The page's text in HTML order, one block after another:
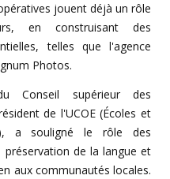
jouent déjà un rôle
en construisant des
telles que l'agence
Photos.
Conseil supérieur des
de l'UCOE (Écoles et
a souligné le rôle des
de la langue et
aux communautés locales.